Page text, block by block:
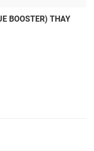
BOOSTER) THAY